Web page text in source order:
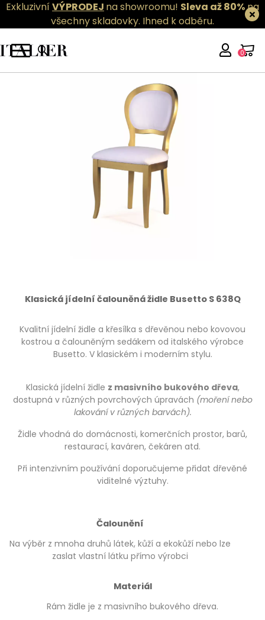
ExkluzivníVÝPRODEJ na showroomu! Sleva až 80%na
všechny skladovky. Ihned k odběru.
0
Klasická jídelní čalouněná židle Busetto S 638Q
Kvalitní jídelní židle a křesílka s dřevěnou nebo kovovou
kostrou a čalouněným sedákem od italského výrobce
Busetto. V klasickém i moderním stylu.
Klasická jídelní židle z masivního bukového dřeva,
dostupná v různých povrchových úpravách (moření nebo
lakování v různých barvách).
Židle vhodná do domácnosti, komerčních prostor, barů,
restaurací, kaváren, čekáren atd.
Při intenzivním používání doporučujeme přidat dřevěné
viditelné výztuhy.
Čalounění
Na výběr z mnoha druhů látek, kůží a ekokůží nebo lze
zaslat vlastní látku přímo výrobci
Materiál
Rám židle je z masivního bukového dřeva.